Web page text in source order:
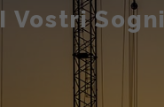
I Vostri Sogni